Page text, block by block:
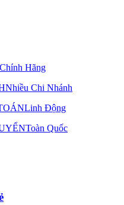
Chính Hãng
Nhiều Chi Nhánh
Linh Động
Toàn Quốc